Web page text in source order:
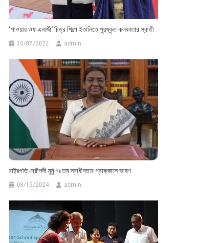
‘পাওয়ার ওফ এনার্জী’ চিত্র শিল্পে ইতালিতে পুরষ্কৃত কলকাতার স্বাতী
10/07/2022 admin
রাষ্ট্রপতি দ্রৌপদী মুর্মু ৭৮তম স্বাধীনতার প্রাক্কালে ভাষণ
08/15/2024 admin